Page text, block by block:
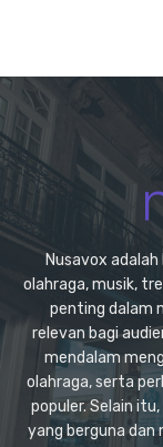
Nusavox
olahraga, musik,
penting dalam
relevan bagi
mendalam
olahraga, serta
populer. Selain
yang berguna dan